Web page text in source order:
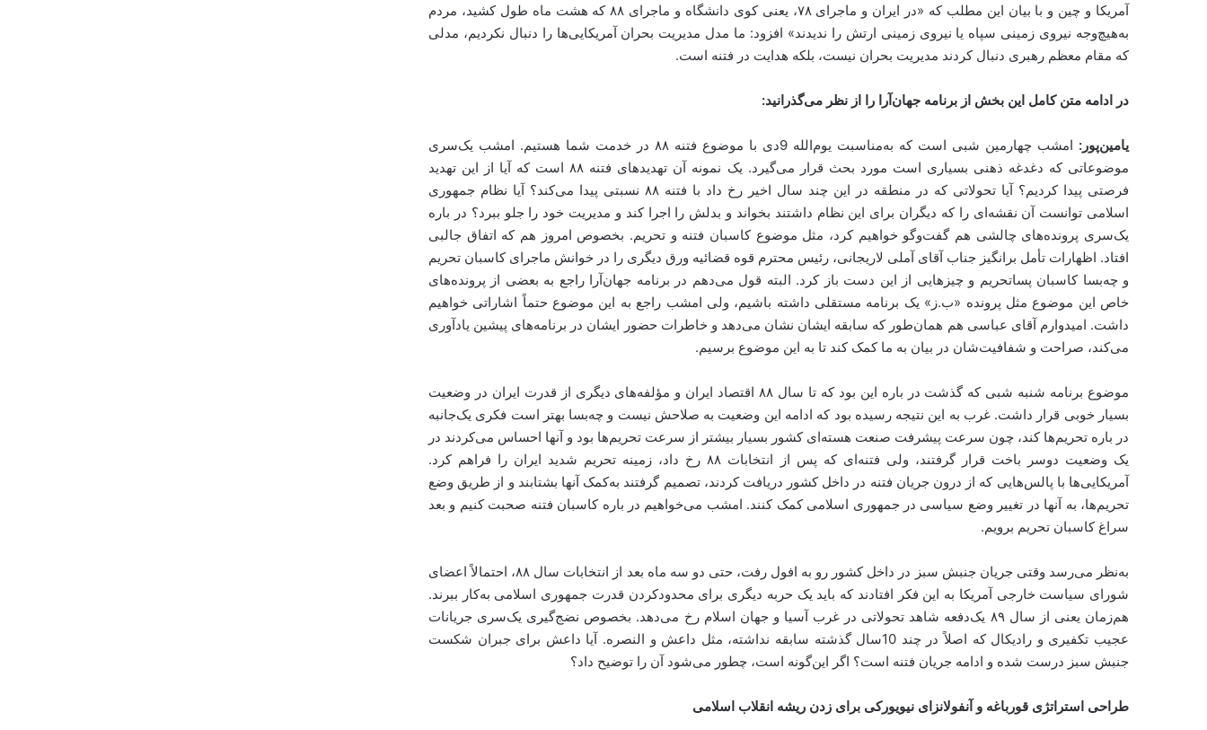
آمریکا و چین و با بیان این مطلب که «در ایران و ماجرای ۷۸، یعنی کوی دانشگاه و ماجرای ۸۸ که هشت ماه طول کشید، مردم
به‌هیچ‌وجه نیروی زمینی سپاه یا نیروی زمینی ارتش را ندیدند» افزود: ما مدل مدیریت بحران آمریکایی‌ها را دنبال نکردیم، مدلی
که مقام معظم رهبری دنبال کردند مدیریت بحران نیست، بلکه هدایت در فتنه است.
در ادامه متن کامل این بخش از برنامه جهان‌آرا را از نظر می‌گذرانید:
یامین‌پور:
امشب چهارمین شبی است که به‌مناسبت یوم‌الله 9دی با موضوع فتنه ۸۸ در خدمت شما هستیم. امشب یک‌سری
موضوعاتی که دغدغه ذهنی بسیاری است مورد بحث قرار می‌گیرد. یک نمونه‌ آن تهدیدهای فتنه ۸۸ است که آیا از این تهدید
فرصتی پیدا کردیم؟ آیا تحولاتی که در منطقه در این چند سال اخیر رخ داد با فتنه ۸۸ نسبتی پیدا می‌کند؟ آیا نظام جمهوری
اسلامی توانست آن نقشه‌ای را که دیگران برای این نظام داشتند بخواند و بدلش را اجرا کند و مدیریت خود را جلو ببرد؟ در باره
یک‌سری پرونده‌های چالشی هم گفت‌وگو خواهیم کرد، مثل موضوع کاسبان فتنه و تحریم. بخصوص امروز هم که اتفاق جالبی
افتاد. اظهارات تأمل برانگیز جناب آقای آملی لاریجانی، رئیس محترم قوه قضائیه ورق دیگری را در خوانش ماجرای کاسبان تحریم
و چه‌بسا کاسبان پساتحریم و چیزهایی از این دست باز کرد. البته قول می‌دهم در برنامه جهان‌آرا راجع به بعضی از پرونده‌های
خاص این موضوع مثل پرونده «ب.ز» یک برنامه مستقلی داشته باشیم، ولی امشب راجع به این موضوع حتماً اشاراتی خواهیم
داشت. امیدوارم آقای عباسی هم همان‌طور که سابقه ایشان نشان می‌دهد و خاطرات حضور ایشان در برنامه‌های پیشین یادآوری
می‌کند، صراحت و شفافیت‌شان در بیان به ما کمک ‌کند تا به این موضوع برسیم.
موضوع برنامه شنبه شبی که گذشت در باره این بود که تا سال ۸۸ اقتصاد ایران و مؤلفه‌های دیگری از قدرت ایران در وضعیت
بسیار خوبی قرار داشت. غرب به این نتیجه رسیده بود که ادامه این وضعیت به صلاحش نیست و چه‌بسا بهتر است فکری یک‌جانبه
در باره تحریم‌ها کند، چون سرعت پیشرفت صنعت هسته‌ای کشور بسیار بیشتر از سرعت تحریم‌ها بود و آنها احساس می‌کردند در
یک وضعیت دوسر باخت قرار گرفتند، ولی فتنه‌ای که پس از انتخابات ۸۸ رخ داد، زمینه تحریم شدید ایران را فراهم کرد.
آمریکایی‌ها با پالس‌هایی که از درون جریان فتنه در داخل کشور دریافت کردند، تصمیم گرفتند به‌کمک آنها بشتابند و از طریق وضع
تحریم‌ها، به آنها در تغییر وضع سیاسی در جمهوری اسلامی کمک کنند. امشب می‌خواهیم در باره کاسبان فتنه صحبت کنیم و بعد
سراغ کاسبان تحریم برویم.
به‌نظر می‌رسد وقتی جریان جنبش سبز در داخل کشور رو به افول رفت، حتی دو سه ماه بعد از انتخابات سال ۸۸، احتمالاً اعضای
شورای سیاست خارجی آمریکا به این فکر افتادند که باید یک حربه دیگری برای محدودکردن قدرت جمهوری اسلامی به‌کار ببرند.
هم‌زمان یعنی از سال ۸۹ یک‌دفعه شاهد تحولاتی در غرب آسیا و جهان اسلام رخ می‌دهد. بخصوص نضج‌گیری یک‌سری جریانات
عجیب تکفیری و رادیکال که اصلاً در چند 10سال گذشته سابقه نداشته، مثل داعش و النصره. آیا داعش برای جبران شکست
جنبش سبز درست شده و ادامه جریان فتنه است؟ اگر این‌گونه است، چطور می‌شود آن را توضیح داد؟
طراحی استراتژی قورباغه و آنفولانزای نیویورکی برای زدن ریشه انقلاب اسلامی